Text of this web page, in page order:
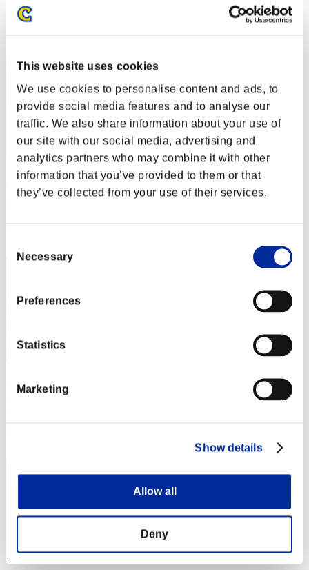
This website uses cookies
We use cookies to personalise content and ads, to
provide social media features and to analyse our
traffic. We also share information about your use of
our site with our social media, advertising and
analytics partners who may combine it with other
information that you’ve provided to them or that
they’ve collected from your use of their services.
Selection
Necessary
Preferences
Statistics
Marketing
Show details
Allow all
Deny
Punteggio: -
Posizione
2
Aniki.tlr
Posizione